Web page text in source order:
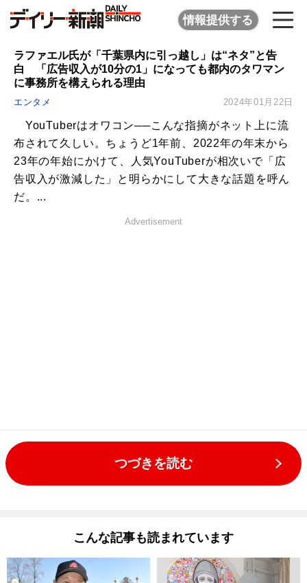
情報提供する
ラファエル氏が「千葉県内に引っ越し」は“ネタ”と告
白 「広告収入が10分の1」になっても都内のタワマン
に事務所を構えられる理由
エンタメ 2024年01月22日
YouTuberはオワコン──こんな指摘がネット上に流
布されて久しい。ちょうど1年前、2022年の年末から
23年の年始にかけて、人気YouTuberが相次いで「広
告収入が激減した」と明らかにして大きな話題を呼ん
だ。...
Advertisement
つづきを読む
こんな記事も読まれています